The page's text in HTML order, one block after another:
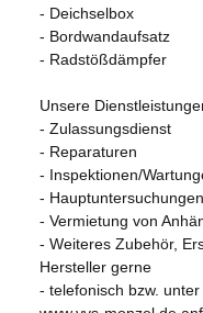
- Deichselbox
- Bordwandaufsatz
- Radstößdämpfer
Unsere
- Zulassungsdienst
- Reparaturen
- Inspektionen/
- Hauptuntersuchungen
- Vermietung von
- Weiteres Zubehör,
Hersteller gerne
- telefonisch bzw.